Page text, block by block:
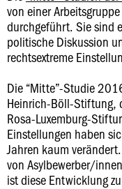
von einer
durchgeführt. Sie sind
politische Diskussion
rechtsextreme
Die “Mitte”-Studie
Heinrich-Böll-Stiftung,
Rosa-Luxemburg-
Einstellungen haben
Jahren kaum
von Asylbewerber/
ist diese Entwicklung